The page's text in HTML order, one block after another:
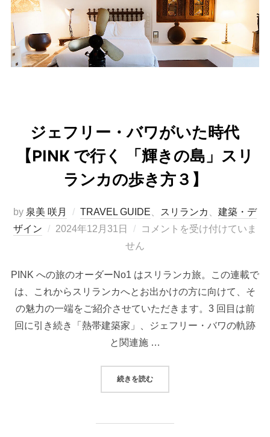
ジェフリー・バワがいた時代
【PINK で行く 「輝きの島」スリ
ランカの歩き方３】
by 泉美 咲月 TRAVEL GUIDE スリランカ
建築・デ
ザイン
投
2024年12月31日
コメントを受け付けていま
せん
PINK への旅のオーダーNo1 はスリランカ旅。この連載で
は、これからスリランカへとお出かけの方に向けて、そ
の魅力の一端をご紹介させていただきます。3 回目は前
回に引き続き「熱帯建築家」、ジェフリー・バワの軌跡
と関連施 …
続きを読む“ジェフリー・バワがいた時代【